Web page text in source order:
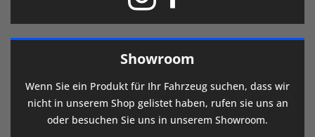
Showroom
Wenn Sie ein Produkt für Ihr Fahrzeug suchen, dass wir
nicht in unserem Shop gelistet haben, rufen sie uns an
oder besuchen Sie uns in unserem Showroom.